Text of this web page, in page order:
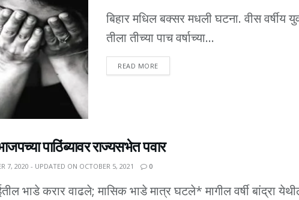
बिहार मधिल बक्सर मधली घटना. वीस वर्षीय
तीला तीच्या पाच वर्षाच्या...
READ MOREDETAILS
पाठिंब्यावर राज्यसभेत पवार
7, 2020 - UPDATED ON OCTOBER 5, 2021 0
भाडे करार वाढले; मासिक भाडे मात्र घटले* मागील वर्षी बांद्रा